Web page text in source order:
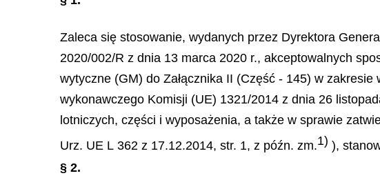
Zaleca się stosowanie, wydanych przez Dyrektora
2020/002/R z dnia 13 marca 2020 r., akceptowalnych
wytyczne (GM) do Załącznika II (Część - 145) w
wykonawczego Komisji (UE) 1321/2014 z dnia 26
lotniczych, części i wyposażenia, a także w sprawie
Urz. UE L 362 z 17.12.2014, str. 1, z późn. zm.1) ),
§ 2.